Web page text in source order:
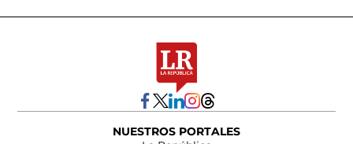
NUESTROS PORTALES